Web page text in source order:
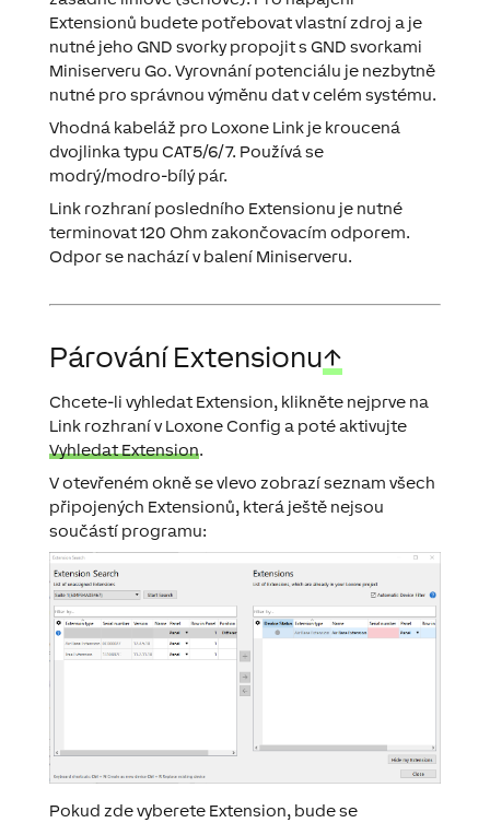
Extensionů budete potřebovat vlastní zdroj a je
nutné jeho GND svorky propojit s GND svorkami
Miniserveru Go. Vyrovnání potenciálu je nezbytně
nutné pro správnou výměnu dat v celém systému.
Vhodná kabeláž pro Loxone Link je kroucená
dvojlinka typu CAT5/6/7. Používá se
modrý/modro-bílý pár.
Link rozhraní posledního Extensionu je nutné
terminovat 120 Ohm zakončovacím odporem.
Odpor se nachází v balení Miniserveru.
Párování Extensionu↑
Chcete-li vyhledat Extension, klikněte nejprve na
Link rozhraní v Loxone Config a poté aktivujte
Vyhledat Extension.
V otevřeném okně se vlevo zobrazí seznam všech
připojených Extensionů, která ještě nejsou
součástí programu:
Pokud zde vyberete Extension, bude se